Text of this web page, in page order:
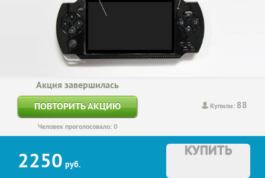
Купили: 88
Акция завершилась
ПОВТОРИТЬ АКЦИЮ
Человек проголосовало: 0
2250 руб.
КУПИТЬ